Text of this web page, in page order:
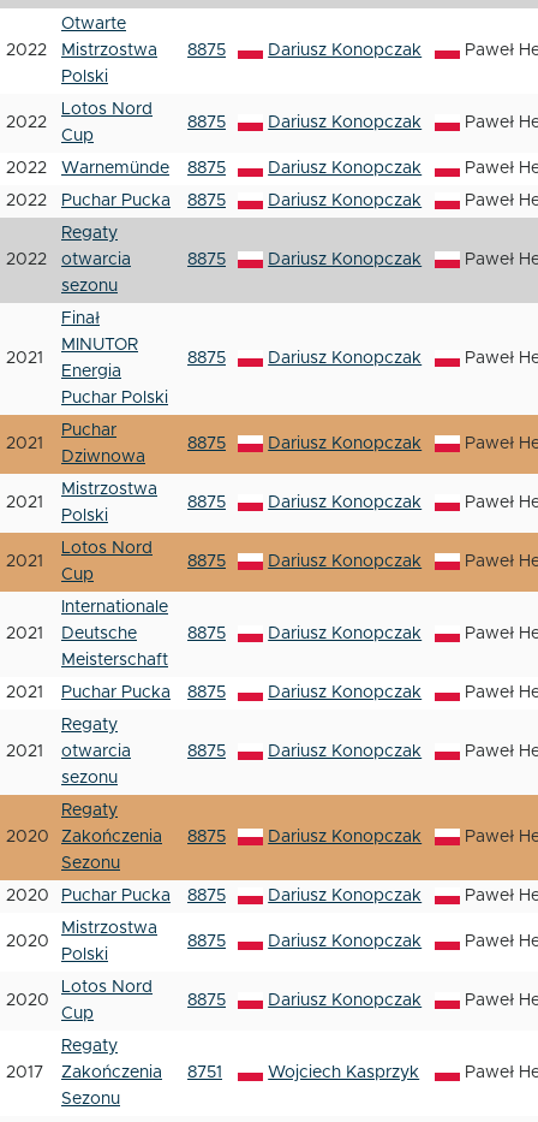
2022
Otwarte
Mistrzostwa
Polski
8875 Dariusz Konopczak Paweł
2022
Lotos Nord
Cup
8875 Dariusz Konopczak Paweł
2022 Warnemünde 8875 Dariusz Konopczak
Paweł
2022
Puchar Pucka 8875 Dariusz Konopczak Paweł
2022
Regaty
otwarcia
sezonu
8875 Dariusz Konopczak Paweł
2021
Finał
MINUTOR
Energia
Puchar Polski
8875 Dariusz Konopczak Paweł
2021
Puchar
Dziwnowa
8875 Dariusz Konopczak Paweł
2021
Mistrzostwa
Polski
8875 Dariusz Konopczak Paweł
2021
Lotos Nord
Cup
8875 Dariusz Konopczak Paweł
2021
Internationale
Deutsche
Meisterschaft
8875 Dariusz Konopczak Paweł
2021 Puchar Pucka 8875 Dariusz Konopczak Paweł
2021
Regaty
otwarcia
sezonu
8875 Dariusz Konopczak Paweł
2020
Regaty
Zakończenia
Sezonu
8875 Dariusz Konopczak Paweł
2020 Puchar Pucka 8875 Dariusz Konopczak Paweł
2020
Mistrzostwa
Polski
8875 Dariusz Konopczak Paweł
2020
Lotos Nord
Cup
8875 Dariusz Konopczak Paweł
2017
Regaty
Zakończenia
Sezonu
8751 Wojciech Kasprzyk Paweł